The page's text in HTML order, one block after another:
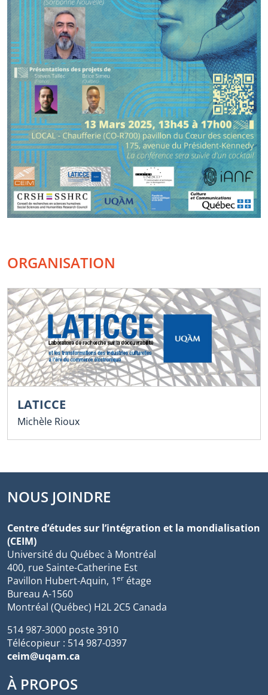
ORGANISATION
LATICCE
Michèle Rioux
NOUS JOINDRE
Centre d’études sur l’intégration et la mondialisation
(CEIM)
Université du Québec à Montréal
400, rue Sainte-Catherine Est
Pavillon Hubert-Aquin, 1er étage
Bureau A-1560
Montréal (Québec) H2L 2C5 Canada
514 987-3000 poste 3910
Télécopieur : 514 987-0397
ceim@uqam.ca
À PROPOS